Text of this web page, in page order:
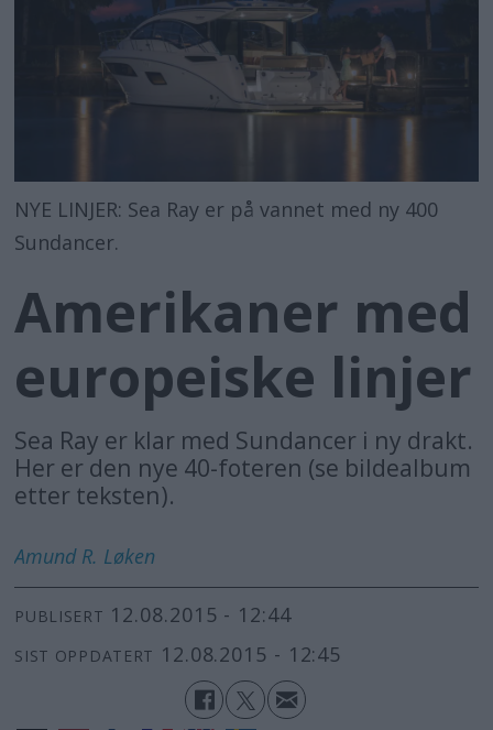
Video
Logg inn
NYE LINJER: Sea Ray er på vannet med ny 400
Sundancer.
Amerikaner med
europeiske linjer
Sea Ray er klar med Sundancer i ny drakt.
Her er den nye 40-foteren (se bildealbum
etter teksten).
Amund R. Løken
PUBLISERT 12.08.2015 - 12:44
SIST OPPDATERT 12.08.2015 - 12:45